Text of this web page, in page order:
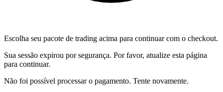
Escolha seu pacote de trading acima para continuar com o checkout.
Sua sessão expirou por segurança. Por favor, atualize esta página
para continuar.
Não foi possível processar o pagamento. Tente novamente.